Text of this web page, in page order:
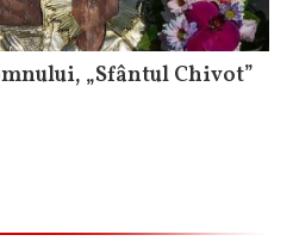
„Sfântul Chivot”